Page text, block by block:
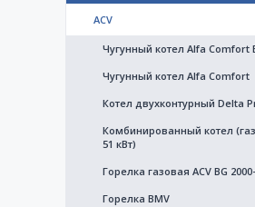
ACV
Чугунный котел Alfa Comfort
Чугунный котел Alfa Comfort
Котел двухконтурный Delta
Комбинированный котел
51 кВт)
Горелка газовая ACV BG
Горелка BMV